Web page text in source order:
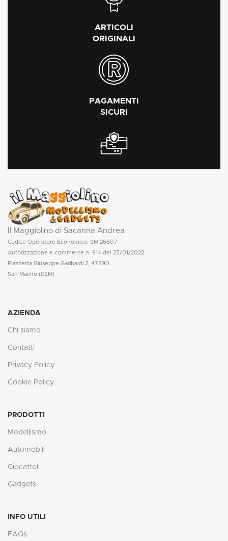
ARTICOLI
ORIGINALI
PAGAMENTI
SICURI
Il Maggiolino di Sacanna Andrea
Codice Operatore Economico: SM 26607
Autorizzazione e-commerce n. 914 del 27/01/2022
Piazzetta Giuseppe Garibaldi 2, 47890
San Marino (RSM)
AZIENDA
Chi siamo
Contatti
Privacy Policy
Cookie Policy
PRODOTTI
Modellismo
Automobili
Giocattoli
Gadgets
INFO UTILI
FAQs